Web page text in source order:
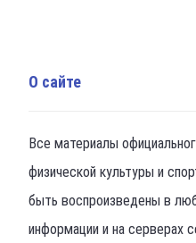
О сайте
Все материалы
физической культуры и
быть воспроизведены в
информации и на серверах